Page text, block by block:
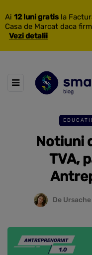
Ai 12 luni gratis la
Casa de Marcat daca
Vezi detalii
Notiuni
TVA,
De